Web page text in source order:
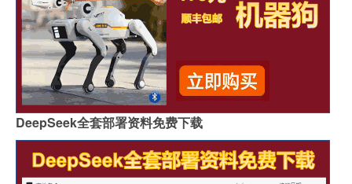
DeepSeek全套部署资料免费下载